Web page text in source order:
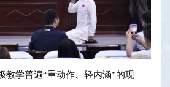
教学普遍“重动作、轻内涵”的现